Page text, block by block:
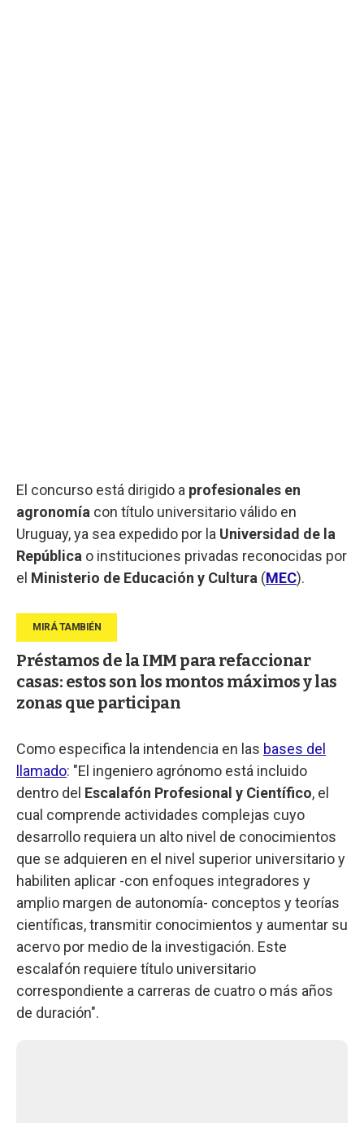
El concurso está dirigido a profesionales en
agronomía con título universitario válido en
Uruguay, ya sea expedido por la Universidad de la
República o instituciones privadas reconocidas por
el Ministerio de Educación y Cultura (MEC).
Préstamos de la IMM para refaccionar
casas: estos son los montos máximos y las
zonas que participan
Como especifica la intendencia en las bases del
llamado: "El ingeniero agrónomo está incluido
dentro del Escalafón Profesional y Científico, el
cual comprende actividades complejas cuyo
desarrollo requiera un alto nivel de conocimientos
que se adquieren en el nivel superior universitario y
habiliten aplicar -con enfoques integradores y
amplio margen de autonomía- conceptos y teorías
científicas, transmitir conocimientos y aumentar su
acervo por medio de la investigación. Este
escalafón requiere título universitario
correspondiente a carreras de cuatro o más años
de duración".